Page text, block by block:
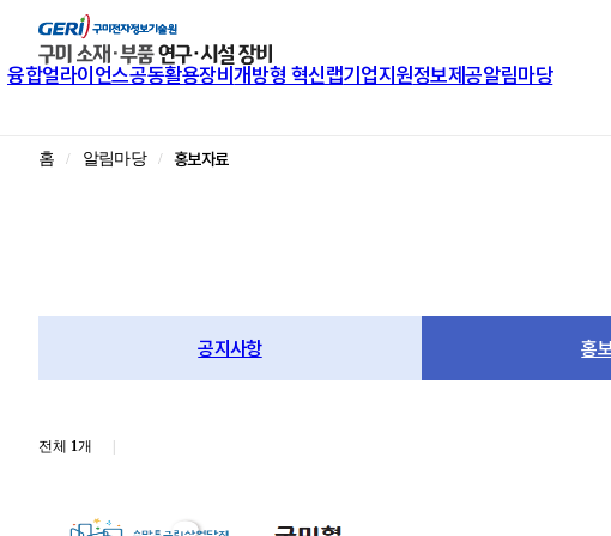
융합얼라이언스공동활용장비개방형 혁신랩기업지원정보제공알림마당
홈 알림마당 홍보자료
공지사항 홍
전체 1개